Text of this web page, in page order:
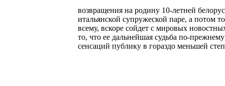
возвращения на родину 10-летней
итальянской супружеской паре, а потом
всему, вскоре сойдет с мировых
то, что ее дальнейшая судьба по-
сенсаций публику в гораздо меньшей